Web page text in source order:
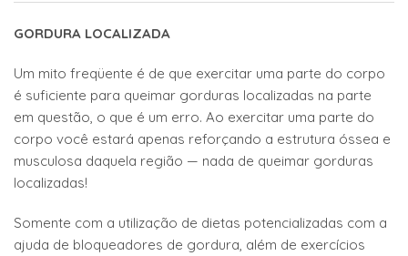
GORDURA LOCALIZADA
Um mito freqüente é de que exercitar uma parte do corpo
é suficiente para queimar gorduras localizadas na parte
em questão, o que é um erro. Ao exercitar uma parte do
corpo você estará apenas reforçando a estrutura óssea e
musculosa daquela região — nada de queimar gorduras
localizadas!
Somente com a utilização de dietas potencializadas com a
ajuda de bloqueadores de gordura, além de exercícios